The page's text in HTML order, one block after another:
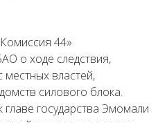
44»
о ходе следствия,
местных властей,
силового блока.
государства Эмомали